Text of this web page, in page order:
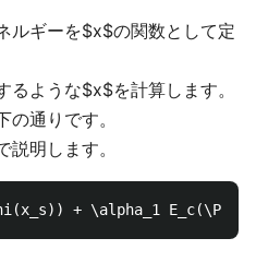
ルギーを$x$の関数として定
るような$x$を計算します。
通りです。
明します。